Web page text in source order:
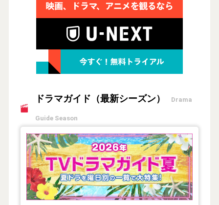
ドラマガイド（最新シーズン） Drama
Guide Season
【2026年夏】TVドラマガイド